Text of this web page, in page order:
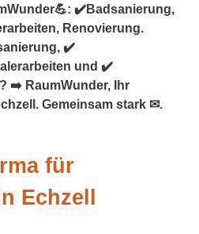
✔️Badsanierung,
Renovierung.
✔️
und ✔️
➡️ RaumWunder, Ihr
Gemeinsam stark ✉.
für
Echzell